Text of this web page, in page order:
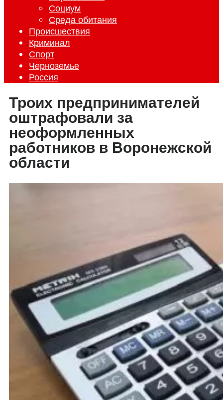
Социум
Среда обитания
Происшествия
Криминал
Спорт
Черноземье
Россия
Троих предпринимателей
оштрафовали за
неоформленных
работников в Воронежской
области